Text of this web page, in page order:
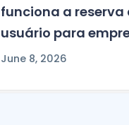
funciona a reserva
usuário para
June 8, 2026